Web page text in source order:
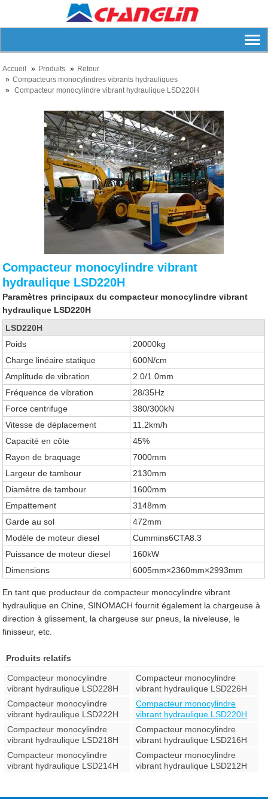
Accueil Produits
Retour
Compacteurs monocylindres vibrants hydrauliques
Compacteur monocylindre vibrant hydraulique LSD220H
Compacteur monocylindre vibrant
hydraulique LSD220H
Paramètres principaux du compacteur monocylindre vibrant
hydraulique LSD220H
LSD220H
Poids
20000kg
Charge linéaire statique
600N/cm
Amplitude de vibration
2.0/1.0mm
Fréquence de vibration
28/35Hz
Force centrifuge
380/300kN
Vitesse de déplacement
11.2km/h
Capacité en côte
45%
Rayon de braquage
7000mm
Largeur de tambour
2130mm
Diamètre de tambour
1600mm
Empattement
3148mm
Garde au sol
472mm
Modèle de moteur diesel
Cummins6CTA8.3
Puissance de moteur diesel
160kW
Dimensions
6005mm×2360mm×2993mm
En tant que producteur de compacteur monocylindre vibrant
hydraulique en Chine, SINOMACH fournit également la chargeuse à
direction à glissement, la chargeuse sur pneus, la niveleuse, le
finisseur, etc.
Produits relatifs
Compacteur monocylindre
vibrant hydraulique LSD228H
Compacteur monocylindre
vibrant hydraulique LSD226H
Compacteur monocylindre
vibrant hydraulique LSD222H
Compacteur monocylindre
vibrant hydraulique LSD220H
Compacteur monocylindre
vibrant hydraulique LSD218H
Compacteur monocylindre
vibrant hydraulique LSD216H
Compacteur monocylindre
vibrant hydraulique LSD214H
Compacteur monocylindre
vibrant hydraulique LSD212H